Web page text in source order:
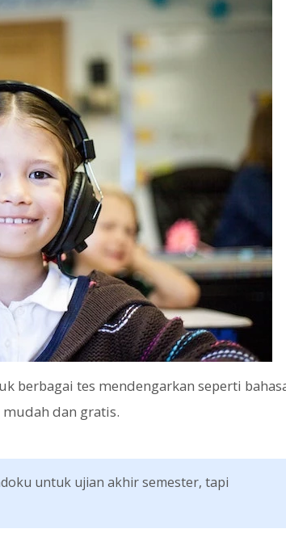
berbagai tes mendengarkan seperti
dan gratis.
untuk ujian akhir semester, tapi